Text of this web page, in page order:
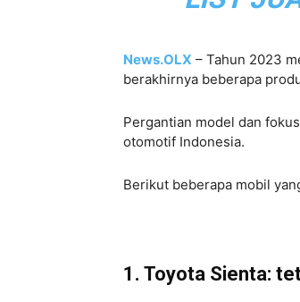
News.OLX – Tahun 2023
berakhirnya beberapa
Pergantian model dan
otomotif Indonesia.
Berikut beberapa mobil
1. Toyota Sienta: